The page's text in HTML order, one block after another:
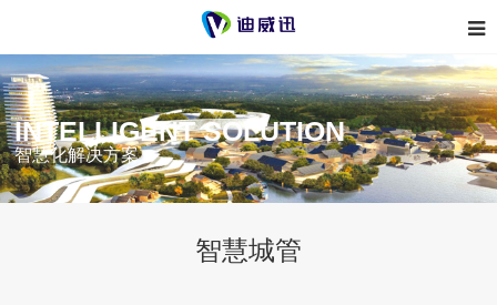
INTELLIGENT SOLUTION
智慧化解决方案
智慧城管